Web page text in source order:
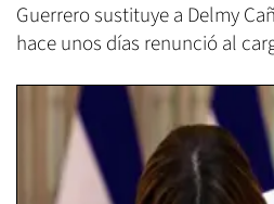
Guerrero sustituye a Delmy
hace unos días renunció al